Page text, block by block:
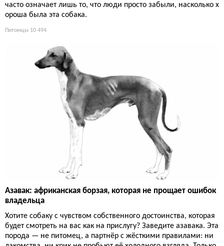
часто означает лишь то, что люди просто забыли, насколько х
ороша была эта собака.
Питомцы 10 494
Азавак: африканская борзая, которая не прощает ошибок
владельца
Хотите собаку с чувством собственного достоинства, которая
будет смотреть на вас как на прислугу? Заведите азавака. Эта
порода — не питомец, а партнёр с жёсткими правилами: ни